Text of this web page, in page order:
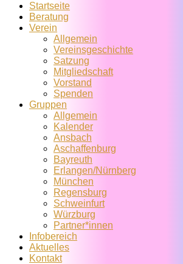
Startseite
Beratung
Verein
Allgemein
Vereins­geschichte
Satzung
Mitglied­schaft
Vorstand
Spenden
Gruppen
Allgemein
Kalender
Ansbach
Aschaffenburg
Bayreuth
Erlangen/Nürnberg
München
Regensburg
Schweinfurt
Würzburg
Partner*innen
Infobereich
Aktuelles
Kontakt